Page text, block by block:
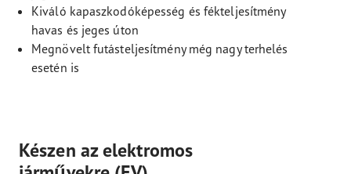
Kiváló kapaszkodóképesség és fékteljesítmény
havas és jeges úton
Megnövelt futásteljesítmény még nagy terhelés
esetén is
Készen az elektromos